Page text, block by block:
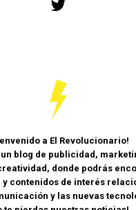
a El Revolucionario!
un blog de publicidad,
donde podrás
contenidos de interés
y las nuevas